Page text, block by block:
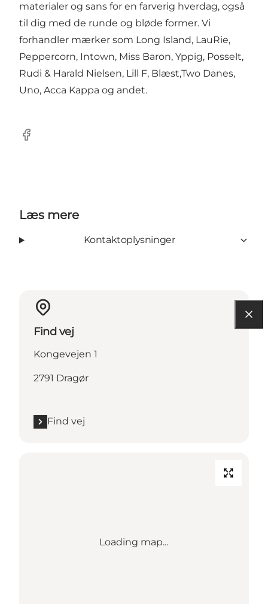
materialer og sans for en farverig hverdag, også
til dig med de runde og bløde former. Vi
forhandler mærker som Long Island, LauRie,
Peppercorn, Intown, Miss Baron, Yppig, Posselt,
Rudi & Harald Nielsen, Lill F, Blæst,Two Danes,
Uno, Acca Kappa og andet.
Facebook
Læs mere
Kontaktoplysninger
Find vej
Kongevejen 1
2791 Dragør
Find vej
Loading map...